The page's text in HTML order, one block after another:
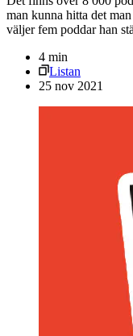
man kunna hitta det
väljer fem poddar han
4 min
Listan
25 nov 2021